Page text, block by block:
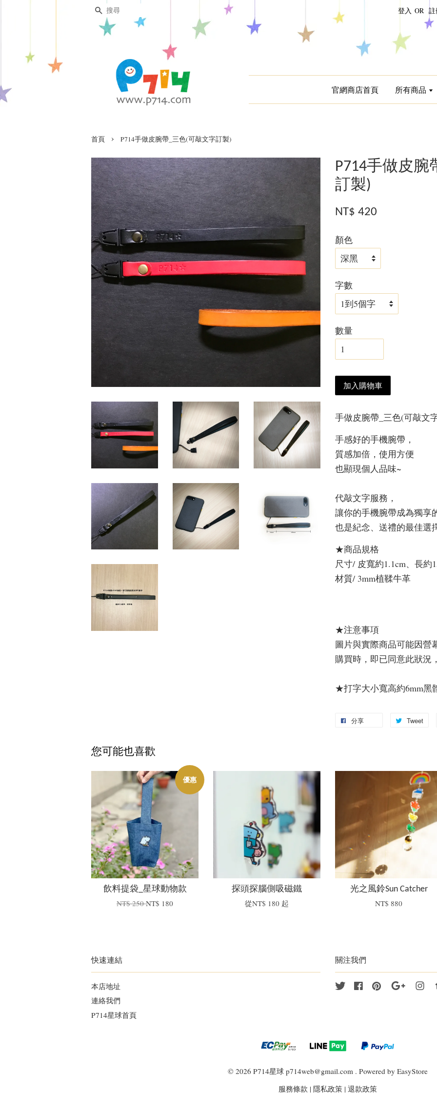
搜尋 登入 OR
官網商店首頁 所有商品
首頁 › P714手做皮腕帶_三色(可敲文字訂製)
P714手做皮腕
訂製)
NT$ 420
顏色
字數
數量
加入購物車
手做皮腕帶_三色(可敲文
手感好的手機腕帶，
質感加倍，使用方便
也顯現個人品味~
代敲文字服務，
讓你的手機腕帶成為獨享
也是紀念、送禮的最佳選
★商品規格
尺寸/ 皮寬約1.1cm、長約
材質/ 3mm植鞣牛革
★注意事項
圖片與實際商品可能因營
購買時，即已同意此狀況
★打字大小寬高約6mm黑
分享 Tweet
您可能也喜歡
優惠
飲料提袋_星球動物款
NT$ 250NT$ 180
探頭探腦側吸磁鐵
從NT$ 180 起
光之風鈴Sun Catcher
NT$ 880
快速連結
本店地址
連絡我們
P714星球首頁
關注我們
Twitter FacebookPinterest Google
© 2026 P714星球 p714web@gmail.com . Powered by EasyStore
服務條款 | 隱私政策 | 退款政策